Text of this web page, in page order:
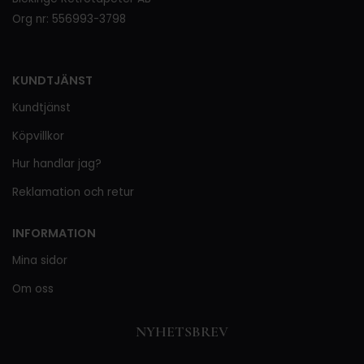
Org nr: 556993-3798
KUNDTJÄNST
Kundtjänst
Köpvillkor
Hur handlar jag?
Reklamation och retur
INFORMATION
Mina sidor
Om oss
NYHETSBREV